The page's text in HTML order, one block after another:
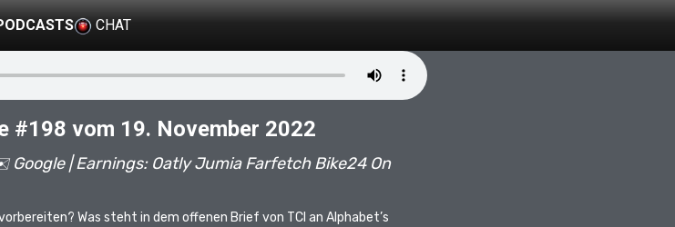
CHAT
#198 vom 19. November 2022
| Earnings: Oatly Jumia Farfetch Bike24 On
Was steht in dem offenen Brief von TCI an Alphabet’s